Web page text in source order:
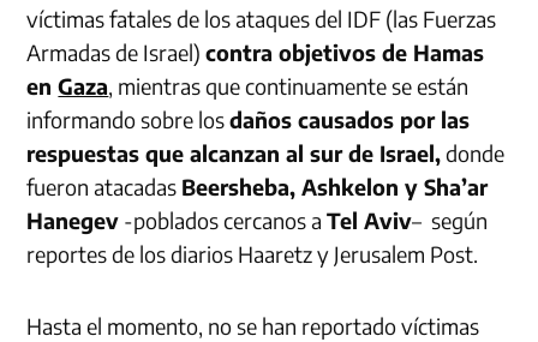
víctimas fatales de los ataques del IDF (las Fuerzas
Armadas de Israel)contra objetivos de Hamas
enGaza, mientras que continuamente se están
informando sobre losdaños causados por las
respuestas que alcanzan al sur de Israel,donde
fueron atacadas Beersheba, Ashkelon y Sha’ar
Hanegev -poblados cercanos aTel Aviv– según
reportes de los diarios Haaretz y Jerusalem Post.
Hasta el momento, no se han reportado víctimas